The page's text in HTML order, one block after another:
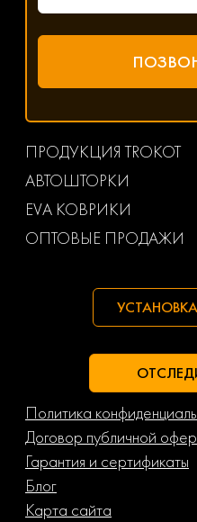
ПРОДУКЦИЯ TROKOT
АВТОШТОРКИ
EVA КОВРИКИ
ОПТОВЫЕ ПРОДАЖИ
Политика
Договор публичной
Гарантия и сертификаты
Блог
Карта сайта